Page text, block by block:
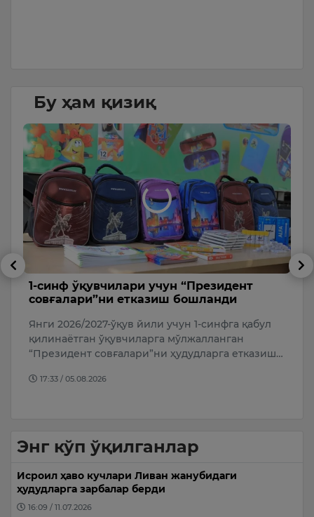
Бу ҳам қизиқ
1-синф ўқувчилари учун “Президент
совғалари”ни етказиш бошланди
Янги 2026/2027-ўқув йили учун 1-синфга қабул
қилинаётган ўқувчиларга мўлжалланган
“Президент совғалари”ни ҳудудларга етказиш…
17:33 / 05.08.2026
Энг кўп ўқилганлар
Исроил ҳаво кучлари Ливан жанубидаги
ҳудудларга зарбалар берди
16:09 / 11.07.2026